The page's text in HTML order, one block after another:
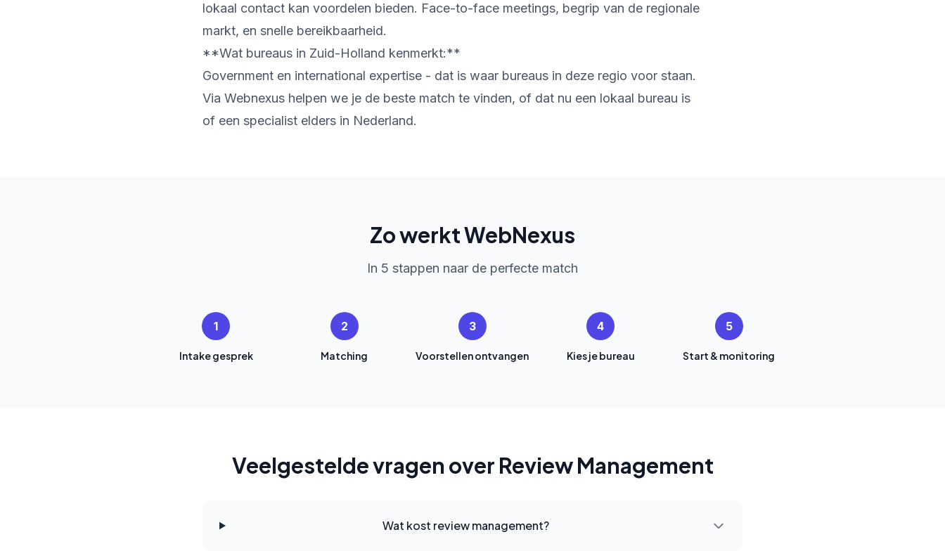
lokaal contact kan voordelen bieden. Face-to-face meetings, begrip van de regionale
markt, en snelle bereikbaarheid.
**Wat bureaus in Zuid-Holland kenmerkt:**
Government en international expertise - dat is waar bureaus in deze regio voor staan.
Via Webnexus helpen we je de beste match te vinden, of dat nu een lokaal bureau is
of een specialist elders in Nederland.
Zo werkt WebNexus
In 5 stappen naar de perfecte match
1
Intake gesprek
2
Matching
3
Voorstellen ontvangen
4
Kies je bureau
5
Start & monitoring
Veelgestelde vragen over Review Management
Wat kost review management?